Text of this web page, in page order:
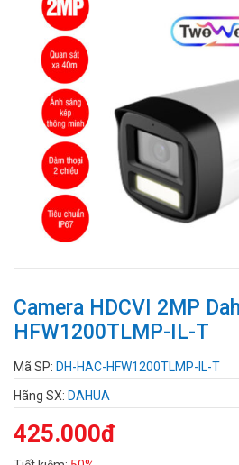
Camera HDCVI 2MP
HFW1200TLMP-IL-T
Mã SP: DH-HAC-HFW1200TLMP-IL-T
Hãng SX: DAHUA
425.000đ